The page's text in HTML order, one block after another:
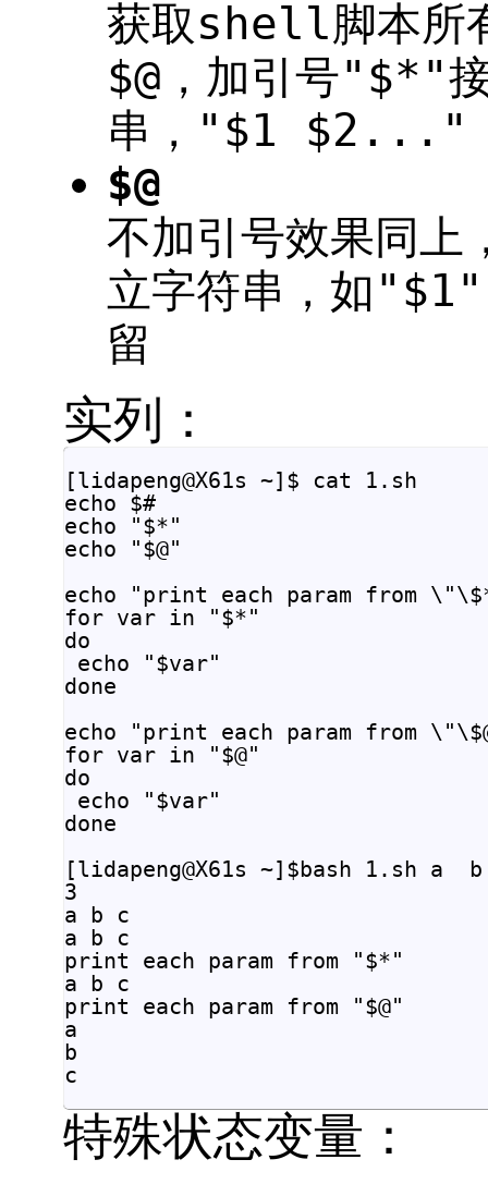
获取shell脚本所
$@，加引号"$*"
串，"$1 $2..."
$@
不加引号效果同上
立字符串，如
留
实列：
[lidapeng@X61s ~]$ cat 1.sh
echo $#
echo "$*"
echo "$@"
echo "print each param from
for var in "$*"
do
echo "$var"
done
echo "print each param from
for var in "$@"
do
echo "$var"
done
[lidapeng@X61s ~]$bash 1.sh a
3
a b c
a b c
print each param from "$*"
a b c
print each param from "$@"
a
b
特殊状态变量：